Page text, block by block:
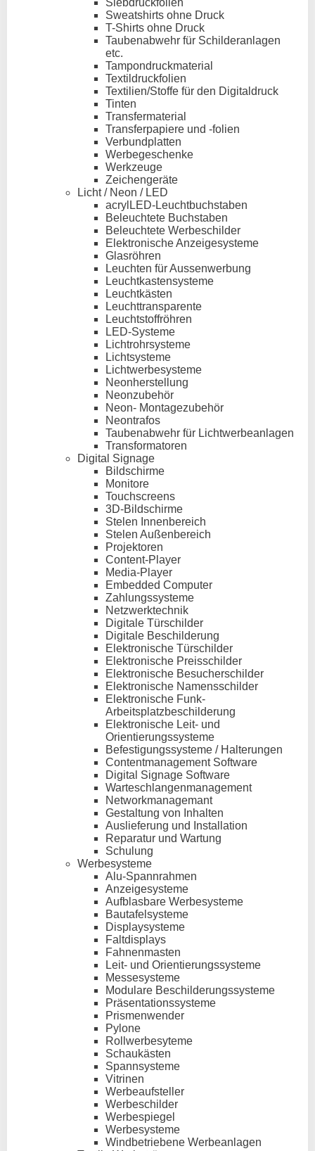
Siebdruckfolien
Sweatshirts ohne Druck
T-Shirts ohne Druck
Taubenabwehr für Schilderanlagen
etc.
Tampondruckmaterial
Textildruckfolien
Textilien/Stoffe für den Digitaldruck
Tinten
Transfermaterial
Transferpapiere und -folien
Verbundplatten
Werbegeschenke
Werkzeuge
Zeichengeräte
Licht / Neon / LED
acrylLED-Leuchtbuchstaben
Beleuchtete Buchstaben
Beleuchtete Werbeschilder
Elektronische Anzeigesysteme
Glasröhren
Leuchten für Aussenwerbung
Leuchtkastensysteme
Leuchtkästen
Leuchttransparente
Leuchtstoffröhren
LED-Systeme
Lichtrohrsysteme
Lichtsysteme
Lichtwerbesysteme
Neonherstellung
Neonzubehör
Neon- Montagezubehör
Neontrafos
Taubenabwehr für Lichtwerbeanlagen
Transformatoren
Digital Signage
Bildschirme
Monitore
Touchscreens
3D-Bildschirme
Stelen Innenbereich
Stelen Außenbereich
Projektoren
Content-Player
Media-Player
Embedded Computer
Zahlungssysteme
Netzwerktechnik
Digitale Türschilder
Digitale Beschilderung
Elektronische Türschilder
Elektronische Preisschilder
Elektronische Besucherschilder
Elektronische Namensschilder
Elektronische Funk-
Arbeitsplatzbeschilderung
Elektronische Leit- und
Orientierungssysteme
Befestigungssysteme / Halterungen
Contentmanagement Software
Digital Signage Software
Warteschlangenmanagement
Networkmanagemant
Gestaltung von Inhalten
Auslieferung und Installation
Reparatur und Wartung
Schulung
Werbesysteme
Alu-Spannrahmen
Anzeigesysteme
Aufblasbare Werbesysteme
Bautafelsysteme
Displaysysteme
Faltdisplays
Fahnenmasten
Leit- und Orientierungssysteme
Messesysteme
Modulare Beschilderungssysteme
Präsentationssysteme
Prismenwender
Pylone
Rollwerbesyteme
Schaukästen
Spannsysteme
Vitrinen
Werbeaufsteller
Werbeschilder
Werbespiegel
Werbesysteme
Windbetriebene Werbeanlagen